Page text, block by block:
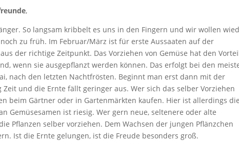
,
So langsam kribbelt es uns in den Fingern und wir wollen
zu früh. Im Februar/März ist für erste Aussaaten auf der
der richtige Zeitpunkt. Das Vorziehen von Gemüse hat den
wenn sie ausgepflanzt werden können. Das erfolgt bei den
nach den letzten Nachtfrösten. Beginnt man erst dann mit der
und die Ernte fällt geringer aus. Wer sich das selber Vorziehen
beim Gärtner oder in Gartenmärkten kaufen. Hier ist allerdings die
Gemüsesamen ist riesig. Wer gern neue, seltenere oder alte
Pflanzen selber vorziehen. Dem Wachsen der jungen Pflänzchen
Ist die Ernte gelungen, ist die Freude besonders groß.